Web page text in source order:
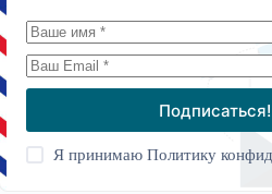
Подписаться!
Я принимаюПолитику